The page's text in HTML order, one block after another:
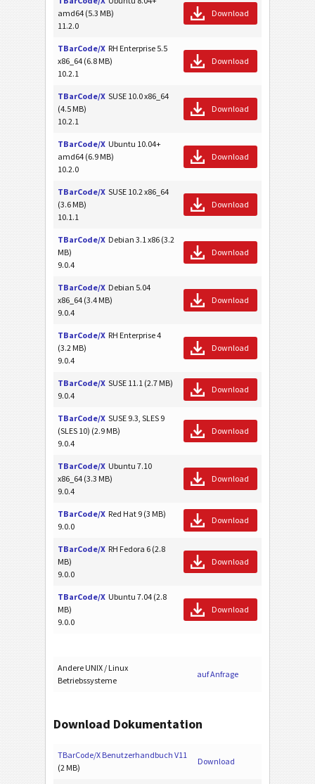
amd64 (5.3 MB)
11.2.0
Download
TBarCode/X RH Enterprise 5.5
x86_64 (6.8 MB)
10.2.1
Download
TBarCode/X SUSE 10.0 x86_64
(4.5 MB)
10.2.1
Download
TBarCode/X Ubuntu 10.04+
amd64 (6.9 MB)
10.2.0
Download
TBarCode/X SUSE 10.2 x86_64
(3.6 MB)
10.1.1
Download
TBarCode/X Debian 3.1 x86 (3.2
MB)
9.0.4
Download
TBarCode/X Debian 5.04
x86_64 (3.4 MB)
9.0.4
Download
TBarCode/X RH Enterprise 4
(3.2 MB)
9.0.4
Download
TBarCode/X SUSE 11.1 (2.7 MB)
9.0.4
Download
TBarCode/X SUSE 9.3, SLES 9
(SLES 10) (2.9 MB)
9.0.4
Download
TBarCode/X Ubuntu 7.10
x86_64 (3.3 MB)
9.0.4
Download
TBarCode/X Red Hat 9 (3 MB)
9.0.0
Download
TBarCode/X RH Fedora 6 (2.8
MB)
9.0.0
Download
TBarCode/X Ubuntu 7.04 (2.8
MB)
9.0.0
Download
Andere UNIX / Linux
Betriebssysteme
auf Anfrage
Download Dokumentation
TBarCode/X Benutzerhandbuch V11
(2 MB)
Download